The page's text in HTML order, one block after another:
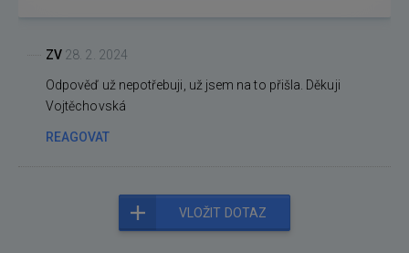
ZV 28. 2. 2024
Odpověď už nepotřebuji, už jsem na to přišla. Děkuji
Vojtěchovská
REAGOVAT
VLOŽIT DOTAZ